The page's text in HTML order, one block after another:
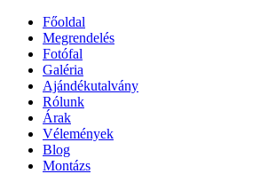
Főoldal
Megrendelés
Fotófal
Galéria
Ajándékutalvány
Rólunk
Árak
Vélemények
Blog
Montázs